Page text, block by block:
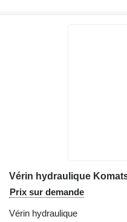
Prix sur demande
Vérin hydraulique